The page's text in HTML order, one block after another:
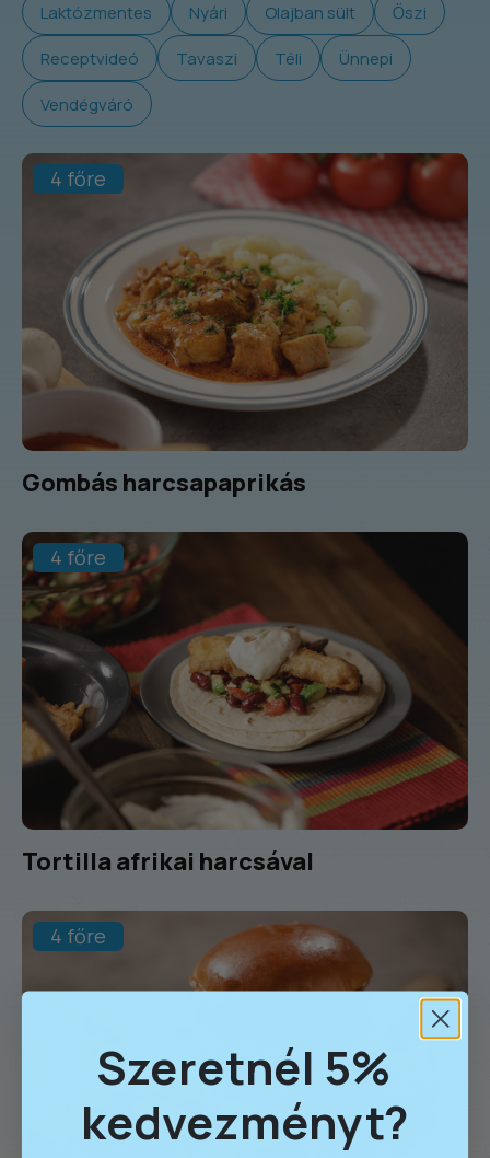
Laktózmentes
Nyári Olajban sült
Őszi
Receptvideó
Tavaszi Téli
Ünnepi
Vendégváró
4 főre
Gombás harcsapaprikás
4 főre
Tortilla afrikai harcsával
4 főre
Szeretnél 5%
kedvezményt?